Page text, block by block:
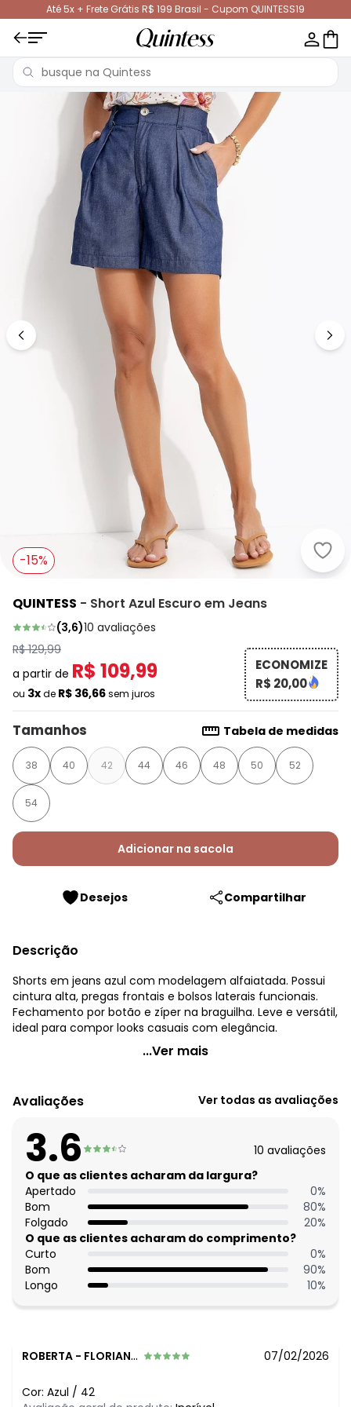
Até 5x + Frete Grátis R$ 199 Brasil - Cupom QUINTESS19
-15%
QUINTESS - Short Azul Escuro em Jeans
(3,6)10 avaliações
R$ 129,99
a partir de R$ 109,99
ou 3xde R$ 36,66sem juros
ECONOMIZE
R$ 20,00
Tamanhos Tabela de medidas
38 40 42 44 46 48 50 52
54
Adicionar na sacola
Desejos Compartilhar
Descrição
Shorts em jeans azul com modelagem alfaiatada. Possui
cintura alta, pregas frontais e bolsos laterais funcionais.
Fechamento por botão e zíper na braguilha. Leve e versátil,
ideal para compor looks casuais com elegância.
Quintess - Short Azul Escuro em Jeans
Comprimento: Curto
Cintura: Alta
Tecido: Jeans 170g 100% algodão sarja
...Ver mais
Avaliações Ver todas as avaliações
3.6 10 avaliações
O que as clientes acharam da largura?
Apertado
0%
Bom
80%
Folgado
20%
O que as clientes acharam do comprimento?
Curto
0%
Bom
90%
Longo
10%
ROBERTA - FLORIANOPOLIS - SC 07/02/2026
Cor: Azul / 42